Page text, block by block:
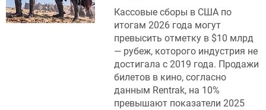
Кассовые сборы в США по
итогам 2026 года могут
превысить отметку в $10 млрд
— рубеж, которого индустрия не
достигала с 2019 года. Продажи
билетов в кино, согласно
данным Rentrak, на 10%
превышают показатели 2025